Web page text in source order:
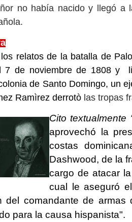
no había nacido y llegó a
relatos de la batalla de
de noviembre de 1808 y
de Santo Domingo, un
Ramìrez derrotò las tropas
Cito textualmente
aprovechó la
costas
Dashwood, de la
cargo de atacar
cual le aseguró
del comandante de
para la causa hispanista".